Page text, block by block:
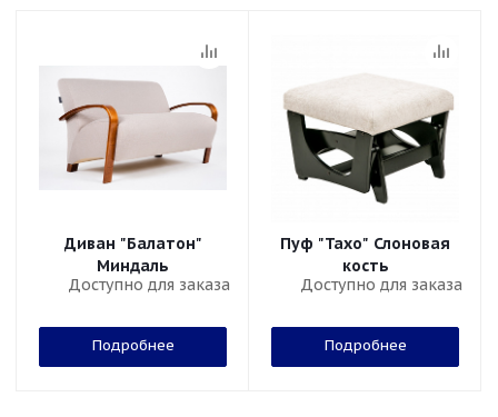
Диван "Балатон"
Миндаль
Доступно для заказа
Подробнее
Пуф "Тахо" Слоновая
кость
Доступно для заказа
Подробнее